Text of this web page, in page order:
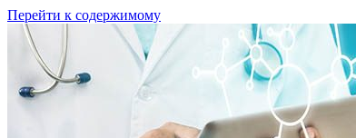
Перейти к содержимому